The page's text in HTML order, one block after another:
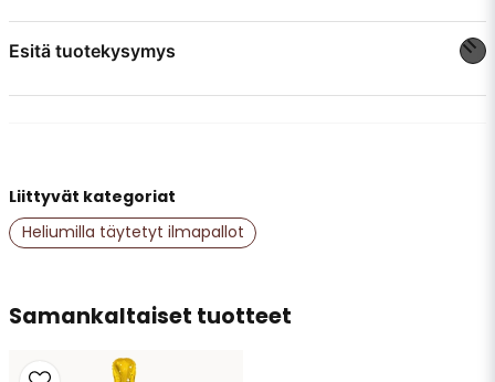
Esitä tuotekysymys
name
Nimi
email
Sähköpostiosoite
Samankaltaiset tuotteet
Liittyvät kategoriat
Heliumilla täytetyt ilmapallot